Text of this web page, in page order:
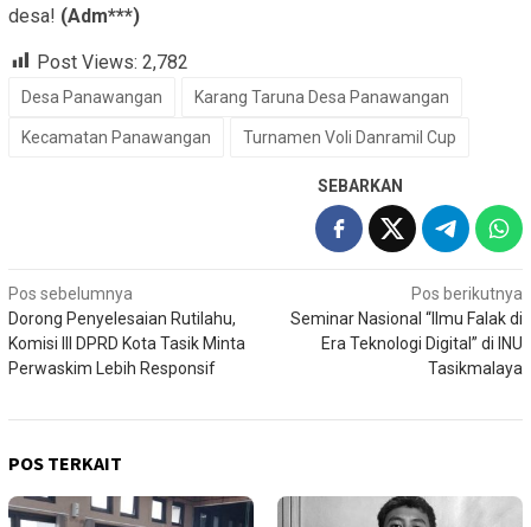
desa! (Adm***)
Post Views: 2,782
Desa Panawangan Karang Taruna Desa Panawangan
Kecamatan Panawangan Turnamen Voli Danramil Cup
SEBARKAN
Navigasi
pos
Pos sebelumnya
Dorong Penyelesaian Rutilahu,
Komisi III DPRD Kota Tasik Minta
Perwaskim Lebih Responsif
Pos berikutnya
Seminar Nasional “Ilmu Falak di
Era Teknologi Digital” di INU
Tasikmalaya
POS TERKAIT